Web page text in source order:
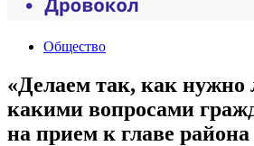
Общество
«Делаем так, как
какими вопросами
на прием к главе района